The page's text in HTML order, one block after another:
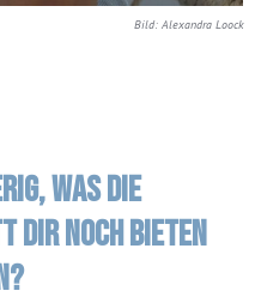
Bild: Alexandra Loock
was die
noch bieten